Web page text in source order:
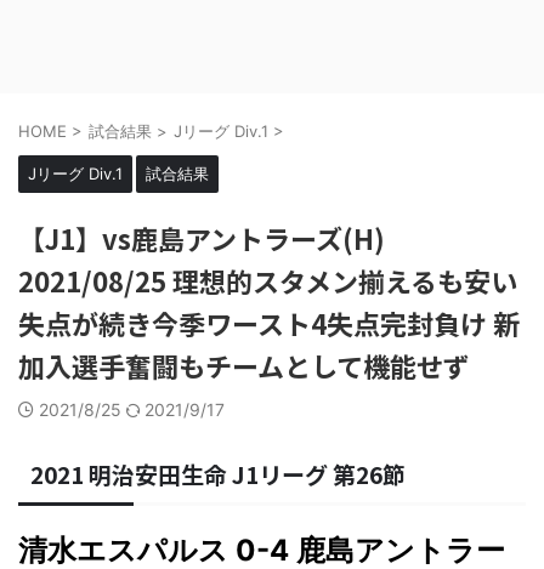
HOME > 試合結果 > Jリーグ Div.1 >
Jリーグ Div.1 試合結果
【J1】vs鹿島アントラーズ(H)
2021/08/25 理想的スタメン揃えるも安い
失点が続き今季ワースト4失点完封負け 新
加入選手奮闘もチームとして機能せず
2021/8/25 2021/9/17
2021 明治安田生命 J1リーグ 第26節
清水エスパルス 0-4 鹿島アントラー